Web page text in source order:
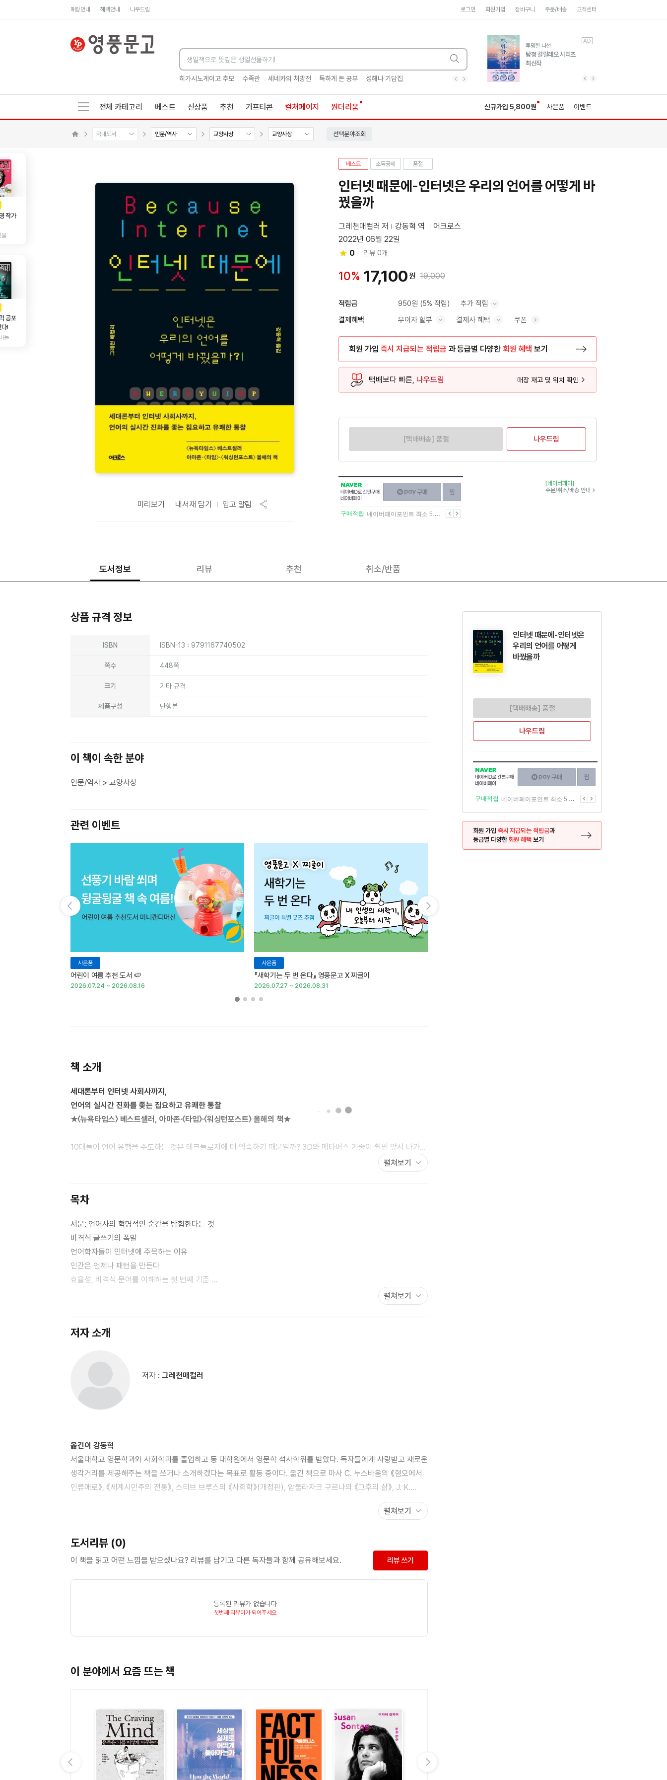
매장안내 혜택안내 나우드림 로그인 회원가입 장바구니 주문/배송 고객센터
히가시노게이고 추모 수족관 세네카의 처방전 독하게 돈 공부 성해나 기담집 히가시노게이고 추모 수족관 독하게 돈 공부
유럽 도시 기행3
풍성한 서사와 인문학적
통찰!
AD
투명한 나선
탐정 갈릴레오 시리즈
최신작
AD
전체 카테고리 베스트 신상품 추천 기프티콘 컬처페이지 원더리움 신규가입 5,800원 사은품 이벤트
국내도서 인문/역사 교양사상 교양사상 선택분야조회
AD
작가
물
AD
공포
다!
늘
미리보기 내서재 담기 입고 알림
베스트 소득공제 품절
인터넷 때문에-인터넷은 우리의 언어를 어떻게 바
꿨을까
그레천매컬러 저 강동혁 역
어크로스
2022년 06월 22일
0
리뷰 0개
10% 17,100원 19,000
적립금 950원 (5% 적립) 추가 적립
결제혜택 무이자 할부 결제사 혜택 쿠폰
회원 가입 즉시 지급되는 적립금 과 등급별 다양한 회원 혜택 보기
택배보다 빠른, 나우드림 매장 재고 및 위치 확인
[택배배송] 품절 나우드림
NAVER
네이버
ID로
간편구매
네이버페이
구매하기
이전
구매적립 네이버페이포인트 최소 5.5% 적립 다음
[네이버페이]
주문/취소/배송 안내
도서정보 리뷰 추천 취소/반품
상품 규격 정보
ISBN ISBN-13 : 9791167740502
쪽수 448쪽
크기 기타 규격
제품구성 단행본
이 책이 속한 분야
인문/역사 > 교양사상
관련 이벤트
사은품
어린이 여름 추천 도서 🍉
2026.07.24 ~ 2026.08.16
사은품
『새학기는 두 번 온다』 영풍문고 X 찌글이
2026.07.27 ~ 2026.08.31
책 소개
세대론부터 인터넷 사회사까지,
언어의 실시간 진화를 좇는 집요하고 유쾌한 통찰
★〈뉴욕타임스〉 베스트셀러, 아마존·〈타임〉·〈워싱턴포스트〉 올해의 책★
10대들이 언어 유행을 주도하는 것은 테크놀로지에 더 익숙하기 때문일까? 3D와 메타버스 기술이 훨씬 앞서 나가는
와중에도 왜 우리는 여전히 이모지에 열광할까? 인터넷 상용화 30여 년, 인터넷은 우리의 언어를 어떻게 바꿨을까?
언어학자 그레천 매컬러는 인터넷 사용자들의 언어학적 관습과 변화에 주목해왔다. 이 책에서 그녀는 인터넷 언어에
언어학이다.
거리를 둔다. 인간이 완벽하지 않은 도구를 통해 좀 더 가깝고 정확하게 의사소통하고자 얼마나 노력해왔는지,
인터넷에서 일어난 언어학적 변화가 인간 언어의 놀라운 능력이라는 더 큰 그림에 어떻게 어우러지는지에 대한
이야기다. 상대방이 보낸 말줄임표가 신경이 쓰인다면... 대화를 마치고 싶어서 ‘ㅎㅎㅎ’를 쓰고 있다면, 이미 당신의
이야기이기도 하다.
펼쳐보기
목차
서문: 언어사의 혁명적인 순간을 탐험한다는 것
비격식 글쓰기의 폭발
언어학자들이 인터넷에 주목하는 이유
인간은 언제나 패턴을 만든다
효율성, 비격식 문어를 이해하는 첫 번째 기준
우리가 서로 다른 언어를 쓰는 이유: 지역
젠더 이분법 밖의 세계
R 발음과 묵음의 권력 역학
디지털 텍스트 속 편향과 저항
사용자가 만들어내는 새로운 언어 지형
키보드의 한계를 넘어 더욱더 나 자신이 된다
오래된 인터넷 민족: 기술에 능통한 소수 집단
프로그래밍 언어에서 인터넷 은어로
인터넷 이전 민족: 어쩔 수 없이 이주한 사람들
“SNS에 중독된 게 아니라 서로에게 중독”
lol은 30년간 어떻게 진화했을까
새로운 과제
3장 문자의 목소리가 들리는 세계
펼쳐보기
저자 소개
저자 : 그레천매컬러
옮긴이 강동혁
서울대학교 영문학과와 사회학과를 졸업하고 동 대학원에서 영문학 석사학위를 받았다. 독자들에게 사랑받고 새로운
생각거리를 제공해주는 책을 쓰거나 소개하겠다는 목표로 활동 중이다. 옮긴 책으로 마사 C. 누스바움의 《혐오에서
인류애로》, 《세계시민주의 전통》, 스티브 브루스의 《사회학》(개정판), 압둘라자크 구르나의 《그후의 삶》, J. K.
펼쳐보기
도서리뷰 (0)
이 책을 읽고 어떤 느낌을 받으셨나요? 리뷰를 남기고 다른 독자들과 함께 공유해보세요. 리뷰 쓰기
등록된 리뷰가 없습니다
첫번째 리뷰어가 되어주세요
이 분야에서 요즘 뜨는 책
인터넷 때문에-인터넷은
우리의 언어를 어떻게
바꿨을까
[택배배송] 품절
나우드림
NAVER
네이버
ID로
간편구매
네이버페이
구매하기
이전
구매적립 네이버페이포인트 최소 5.5% 적립 다음
회원 가입 즉시 지급되는 적립금과
등급별 다양한회원 혜택 보기